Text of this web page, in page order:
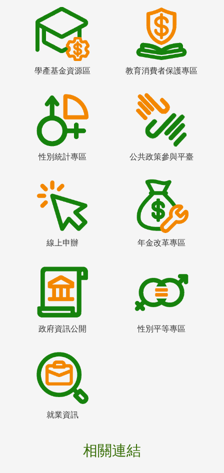
學產基金資源區 教育消費者保護專區
性別統計專區 公共政策參與平臺
線上申辦 年金改革專區
政府資訊公開 性別平等專區
就業資訊
相關連結